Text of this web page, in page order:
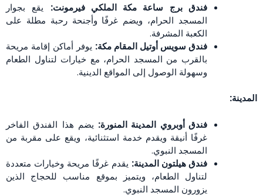
فندق برج ساعة مكة الملكي فيرمونت: يقع بجوار
المسجد الحرام، ويضم غرفًا وأجنحة رحبة مطلة على
الكعبة المشرفة.
فندق سويس أوتيل المقام مكة: يوفر أماكن إقامة مريحة
بالقرب من المسجد الحرام، مع خيارات لتناول الطعام
وسهولة الوصول إلى المواقع الدينية.
المدينة:
فندق أوبروي المدينة المنورة: يضم هذا الفندق الفاخر
غرفًا أنيقة ويقدم خدمة استثنائية، ويقع على مقربة من
المسجد النبوي.
فندق هيلتون المدينة: يقدم غرفًا مريحة وخيارات متعددة
لتناول الطعام، ويتميز بموقع مناسب للحجاج الذين
يزورون المسجد النبوي.